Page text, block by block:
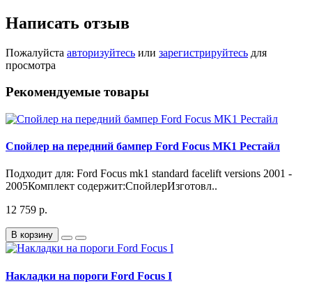
Написать отзыв
Пожалуйста авторизуйтесь или зарегистрируйтесь для
просмотра
Рекомендуемые товары
Спойлер на передний бампер Ford Focus MK1 Рестайл
Подходит для: Ford Focus mk1 standard facelift versions 2001 -
2005Комплект содержит:СпойлерИзготовл..
12 759 р.
В корзину
Накладки на пороги Ford Focus I